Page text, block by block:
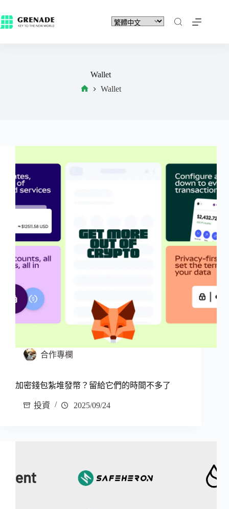
Wallet
Wallet
合作專欄
加密錢包紮堆發幣？留給它們的時間不多了
投資 2025/09/24